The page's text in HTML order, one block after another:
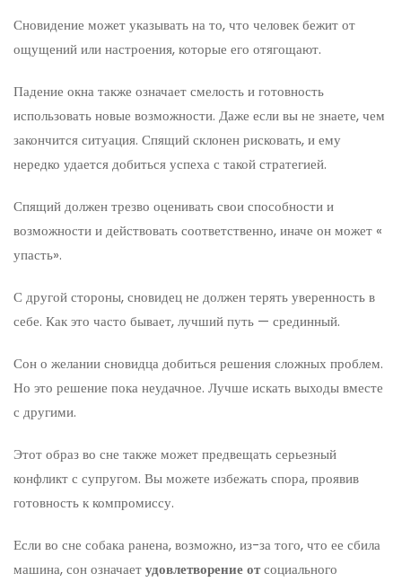
Сновидение может указывать на то, что человек бежит от
ощущений или настроения, которые его отягощают.
Падение окна также означает смелость и готовность
использовать новые возможности. Даже если вы не знаете, чем
закончится ситуация. Спящий склонен рисковать, и ему
нередко удается добиться успеха с такой стратегией.
Спящий должен трезво оценивать свои способности и
возможности и действовать соответственно, иначе он может «
упасть».
С другой стороны, сновидец не должен терять уверенность в
себе. Как это часто бывает, лучший путь — срединный.
Сон о желании сновидца добиться решения сложных проблем.
Но это решение пока неудачное. Лучше искать выходы вместе
с другими.
Этот образ во сне также может предвещать серьезный
конфликт с супругом. Вы можете избежать спора, проявив
готовность к компромиссу.
Если во сне собака ранена, возможно, из-за того, что ее сбила
машина, сон означаетудовлетворение отсоциального